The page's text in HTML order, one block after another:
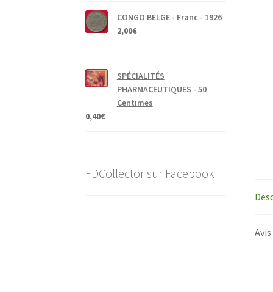
CONGO BELGE - Franc - 1926
2,00€
SPÉCIALITÉS
PHARMACEUTIQUES - 50
Centimes
0,40€
FDCollector sur Facebook